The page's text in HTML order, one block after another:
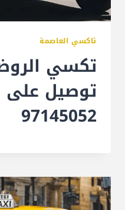
تاكسي العاصمة
تكسي
توصيل على
97145052